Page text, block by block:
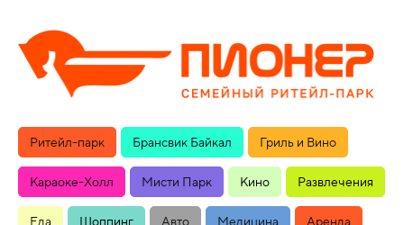
Ритейл-парк Брансвик Байкал Гриль и Вино
Караоке-Холл Мисти Парк Кино Развлечения
Еда Шоппинг Авто Медицина Аренда